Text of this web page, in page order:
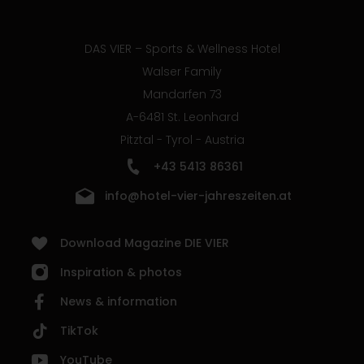
DAS VIER – Sports & Wellness Hotel
Walser Family
Mandarfen 73
A-6481 St. Leonhard
Pitztal - Tyrol - Austria
+43 5413 86361
info@hotel-vier-jahreszeiten.at
Download Magazine DIE VIER
Inspiration & photos
News & information
TikTok
YouTube